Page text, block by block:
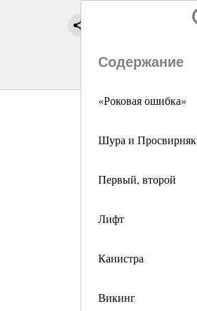
Содержание
«Роковая ошибка»
Шура и Просвирняк
Первый, второй
Лифт
Канистра
Викинг